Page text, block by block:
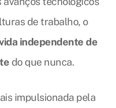
de trabalho, o
independente de
do que nunca.
impulsionada pela